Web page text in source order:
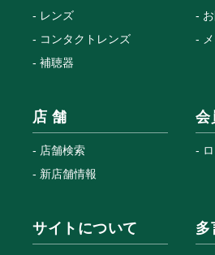
レンズ
コンタクトレンズ
補聴器
店 舗
店舗検索
新店舗情報
会
サイトについて 多